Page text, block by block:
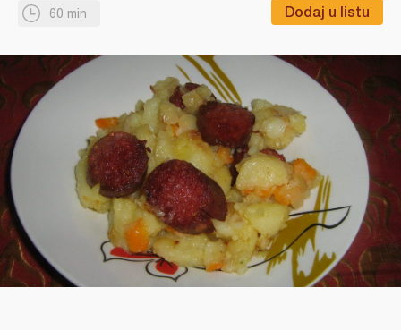
60 min Dodaj u listu